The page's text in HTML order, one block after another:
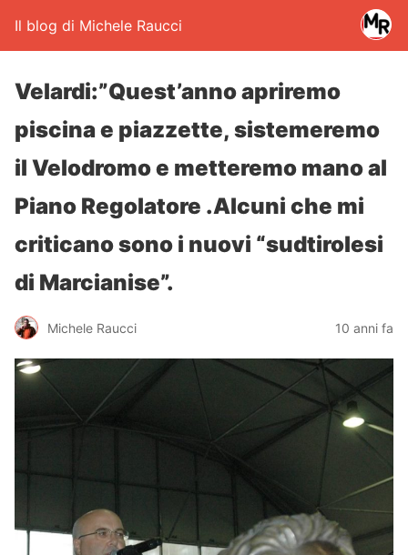
Il blog di Michele Raucci
Velardi:”Quest’anno apriremo
piscina e piazzette, sistemeremo
il Velodromo e metteremo mano al
Piano Regolatore .Alcuni che mi
criticano sono i nuovi “sudtirolesi
di Marcianise”.
Michele Raucci 10 anni fa